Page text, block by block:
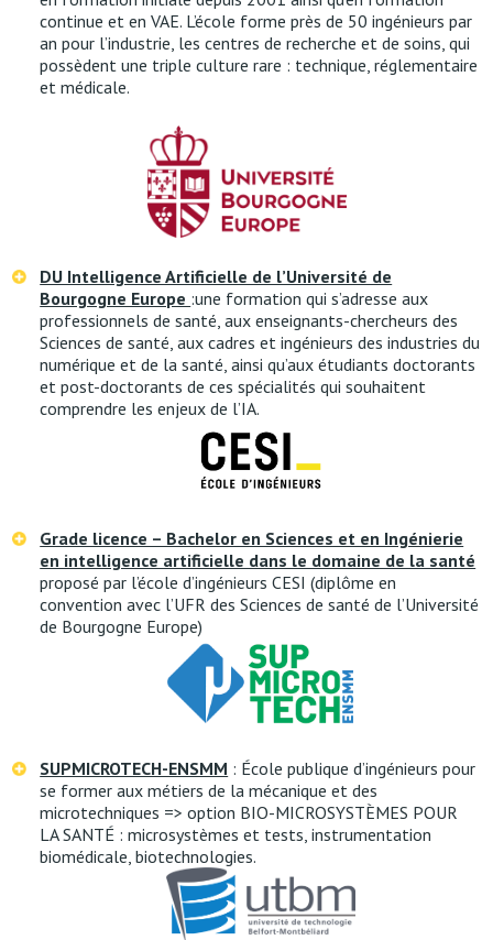
continue et en VAE. L’école forme près de 50 ingénieurs par
an pour l’industrie, les centres de recherche et de soins, qui
possèdent une triple culture rare : technique, réglementaire
et médicale.
DU Intelligence Artificielle de l’Université de
Bourgogne Europe :une formation qui s’adresse aux
professionnels de santé, aux enseignants-chercheurs des
Sciences de santé, aux cadres et ingénieurs des industries du
numérique et de la santé, ainsi qu’aux étudiants doctorants
et post-doctorants de ces spécialités qui souhaitent
comprendre les enjeux de l’IA.
Grade licence – Bachelor en Sciences et en Ingénierie
en intelligence artificielle dans le domaine de la santé
proposé par l’école d’ingénieurs CESI (diplôme en
convention avec l’UFR des Sciences de santé de l’Université
de Bourgogne Europe)
SUPMICROTECH-ENSMM : École publique d’ingénieurs pour
se former aux métiers de la mécanique et des
microtechniques => option BIO-MICROSYSTÈMES POUR
LA SANTÉ : microsystèmes et tests, instrumentation
biomédicale, biotechnologies.